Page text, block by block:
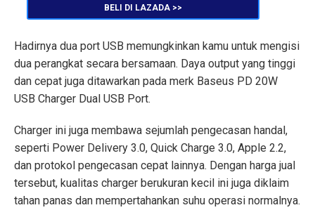
BELI DI LAZADA >>
Hadirnya dua port USB memungkinkan kamu untuk mengisi
dua perangkat secara bersamaan. Daya output yang tinggi
dan cepat juga ditawarkan pada merk Baseus PD 20W
USB Charger Dual USB Port.
Charger ini juga membawa sejumlah pengecasan handal,
seperti Power Delivery 3.0, Quick Charge 3.0, Apple 2.2,
dan protokol pengecasan cepat lainnya. Dengan harga jual
tersebut, kualitas charger berukuran kecil ini juga diklaim
tahan panas dan mempertahankan suhu operasi normalnya.